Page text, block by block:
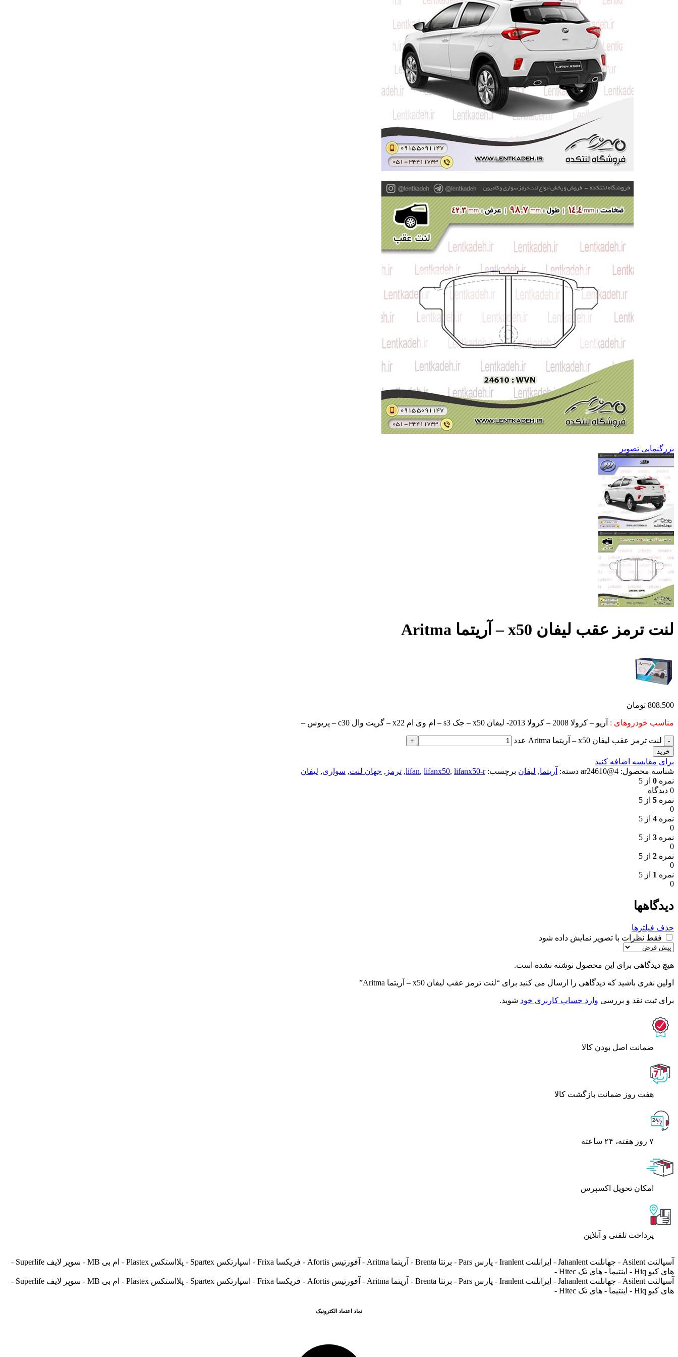
بزرگنمایی تصویر
لنت ترمز عقب لیفان x50 – آریتما Aritma
808.500 تومان
مناسب خودروهای : آریو – کرولا 2008 – کرولا 2013- لیفان x50 – جک s3 – ام وی ام x22 – گریت وال c30 – پریوس –
لنت ترمز عقب لیفان x50 – آریتما Aritma عدد
خرید
برای مقایسه اضافه کنید
شناسه محصول: 4@ar24610 دسته: آریتما, لیفان برچسب: lifan, lifanx50, lifanx50-r
, ترمز , جهان لنت, سواری, لیفان
نمره 0 از 5
0 دیدگاه
نمره 5 از 5
0
نمره 4 از 5
0
نمره 3 از 5
0
نمره 2 از 5
0
نمره 1 از 5
0
دیدگاهها
حذف فیلترها
فقط نظرات با تصویر نمایش داده شود
هیچ دیدگاهی برای این محصول نوشته نشده است.
اولین نفری باشید که دیدگاهی را ارسال می کنید برای “لنت ترمز عقب لیفان x50 – آریتما Aritma”
برای ثبت نقد و بررسی وارد حساب کاربری خود شوید.
ﺿﻤﺎﻧﺖ اﺻﻞ ﺑﻮدن ﮐﺎﻟﺎ
هفت روز ضمانت بازگشت کالا
۷ روز ﻫﻔﺘﻪ، ۲۴ ﺳﺎﻋﺘﻪ
اﻣﮑﺎن ﺗﺤﻮﯾﻞ اﮐﺴﭙﺮس
پرداخت تلفنی و آنلاین
آسیالنت Asilent - جهانلنت Jahanlent - ایرانلنت Iranlent - پارس Pars - برنتا Brenta - آریتما Aritma - آفورتیس Afortis - فریکسا Frixa - اسپارتکس Spartex - پلااستکس Plastex - ام بی MB - سوپر لایف Superlife -
های کیو Hiq - اینتیما - های تک Hitec -
آسیالنت Asilent - جهانلنت Jahanlent - ایرانلنت Iranlent - پارس Pars - برنتا Brenta - آریتما Aritma - آفورتیس Afortis - فریکسا Frixa - اسپارتکس Spartex - پلااستکس Plastex - ام بی MB - سوپر لایف Superlife -
های کیو Hiq - اینتیما - های تک Hitec -
نماد اعتماد الکترونیک